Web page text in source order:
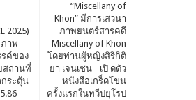
“Miscellany of
Khon” มีการเสวนา
ภาพยนตร์สารคดี
Miscellany of Khon
โดยท่านผู้หญิงสิริกิติ
ยา เจนเซน - เปิ ดตัว
หนังสือเกร็ดโขน
ครั้งแรกในทวีปยุโรป
2025)
าพ
รค์ของ
สถานที่
ระตุ้น